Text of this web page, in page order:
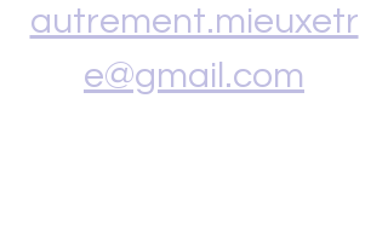
autrement.mieuxetr
e@gmail.com